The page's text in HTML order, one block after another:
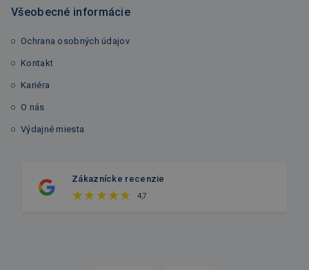
Všeobecné informácie
Ochrana osobných údajov
Kontakt
Kariéra
O nás
Výdajné miesta
Zákaznícke recenzie
4,7